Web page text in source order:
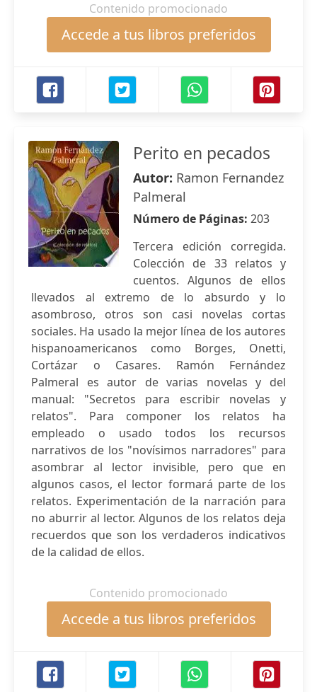
Contenido promocionado
Accede a tus libros preferidos
Perito en pecados
Autor: Ramon Fernandez
Palmeral
Número de Páginas: 203
Tercera edición corregida.
Colección de 33 relatos y
cuentos. Algunos de ellos
llevados al extremo de lo absurdo y lo
asombroso, otros son casi novelas cortas
sociales. Ha usado la mejor línea de los autores
hispanoamericanos como Borges, Onetti,
Cortázar o Casares. Ramón Fernández
Palmeral es autor de varias novelas y del
manual: "Secretos para escribir novelas y
relatos". Para componer los relatos ha
empleado o usado todos los recursos
narrativos de los "novísimos narradores" para
asombrar al lector invisible, pero que en
algunos casos, el lector formará parte de los
relatos. Experimentación de la narración para
no aburrir al lector. Algunos de los relatos deja
recuerdos que son los verdaderos indicativos
de la calidad de ellos.
Contenido promocionado
Accede a tus libros preferidos